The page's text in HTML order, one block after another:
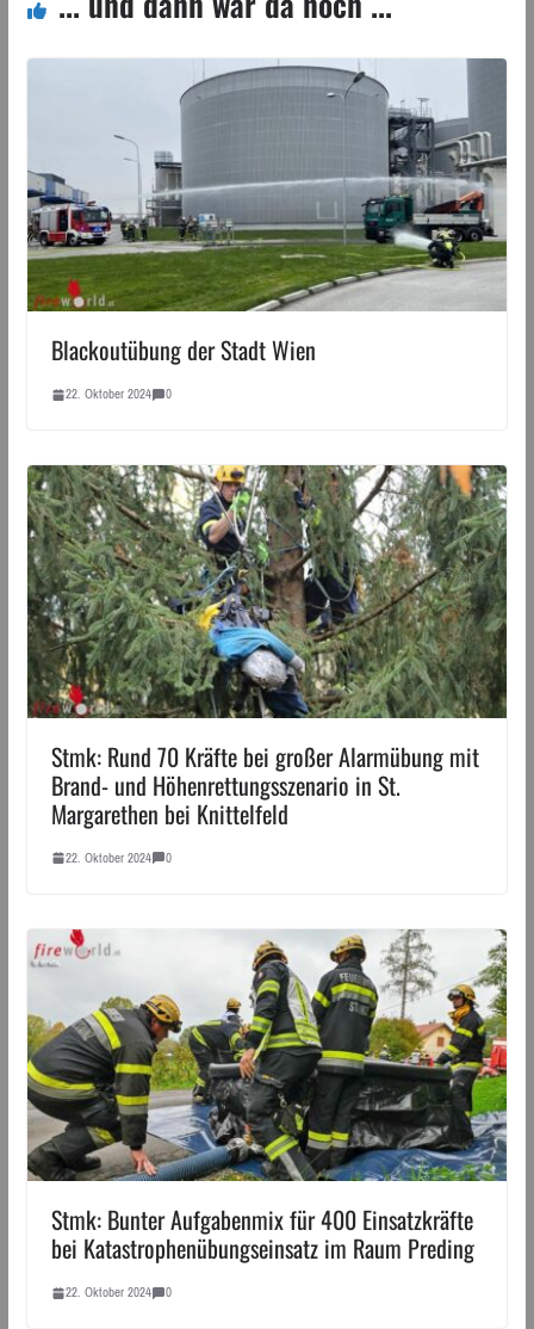
Blackoutübung der Stadt Wien
22. Oktober 2024 0
Stmk: Rund 70 Kräfte bei großer Alarmübung mit
Brand- und Höhenrettungsszenario in St.
Margarethen bei Knittelfeld
22. Oktober 2024 0
Stmk: Bunter Aufgabenmix für 400 Einsatzkräfte
bei Katastrophenübungseinsatz im Raum Preding
22. Oktober 2024 0